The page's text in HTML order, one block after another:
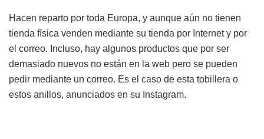
Hacen reparto por toda Europa, y aunque aún no tienen
tienda física venden mediante su tienda por Internet y por
el correo. Incluso, hay algunos productos que por ser
demasiado nuevos no están en la web pero se pueden
pedir mediante un correo. Es el caso de esta tobillera o
estos anillos, anunciados en su Instagram.